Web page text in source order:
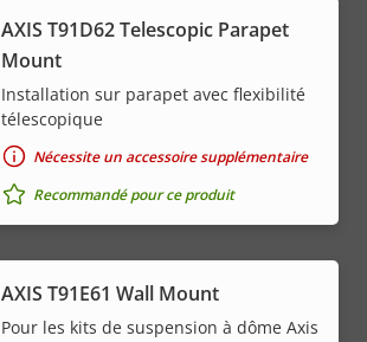
AXIS T91D62 Telescopic Parapet
Mount
Installation sur parapet avec flexibilité
télescopique
Nécessite un accessoire supplémentaire
Recommandé pour ce produit
AXIS T91E61 Wall Mount
Pour les kits de suspension à dôme Axis